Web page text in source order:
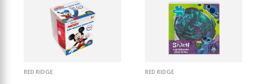
RED RIDGE RED RIDGE